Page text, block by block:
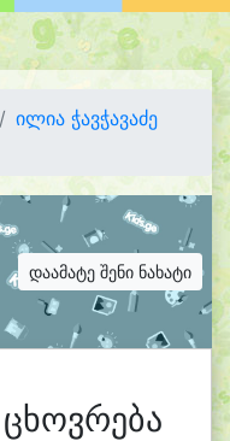
ილია ჭავჭავაძე
დაამატე შენი ნახატი